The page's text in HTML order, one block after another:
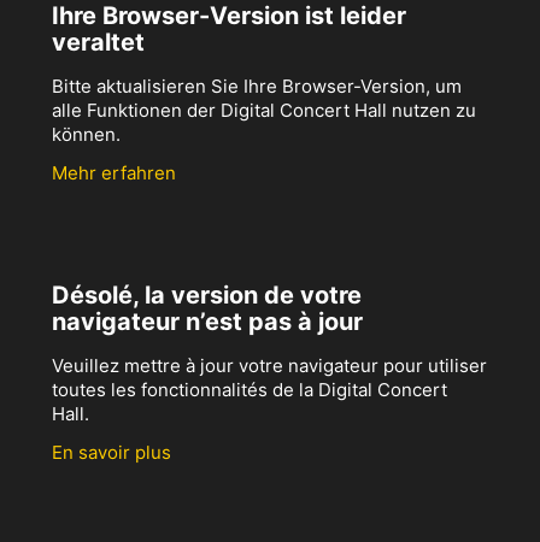
Ihre Browser-Version ist leider
veraltet
Bitte aktualisieren Sie Ihre Browser-Version, um
alle Funktionen der Digital Concert Hall nutzen zu
können.
Mehr erfahren
Désolé, la version de votre
navigateur n’est pas à jour
Veuillez mettre à jour votre navigateur pour utiliser
toutes les fonctionnalités de la Digital Concert
Hall.
En savoir plus